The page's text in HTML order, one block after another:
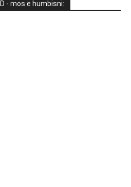
- mos e humbisni: